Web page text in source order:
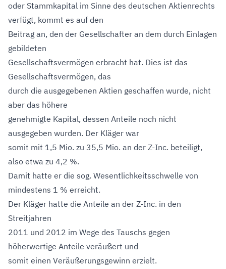
oder Stammkapital im Sinne des deutschen Aktienrechts
verfügt, kommt es auf den
Beitrag an, den der Gesellschafter an dem durch Einlagen
gebildeten
Gesellschaftsvermögen erbracht hat. Dies ist das
Gesellschaftsvermögen, das
durch die ausgegebenen Aktien geschaffen wurde, nicht
aber das höhere
genehmigte Kapital, dessen Anteile noch nicht
ausgegeben wurden. Der Kläger war
somit mit 1,5 Mio. zu 35,5 Mio. an der Z-Inc. beteiligt,
also etwa zu 4,2 %.
Damit hatte er die sog. Wesentlichkeitsschwelle von
mindestens 1 % erreicht.
Der Kläger hatte die Anteile an der Z-Inc. in den
Streitjahren
2011 und 2012 im Wege des Tauschs gegen
höherwertige Anteile veräußert und
somit einen Veräußerungsgewinn erzielt.